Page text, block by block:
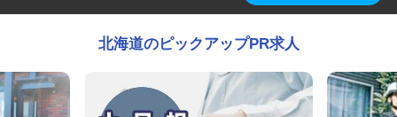
北海道のピックアップPR求人